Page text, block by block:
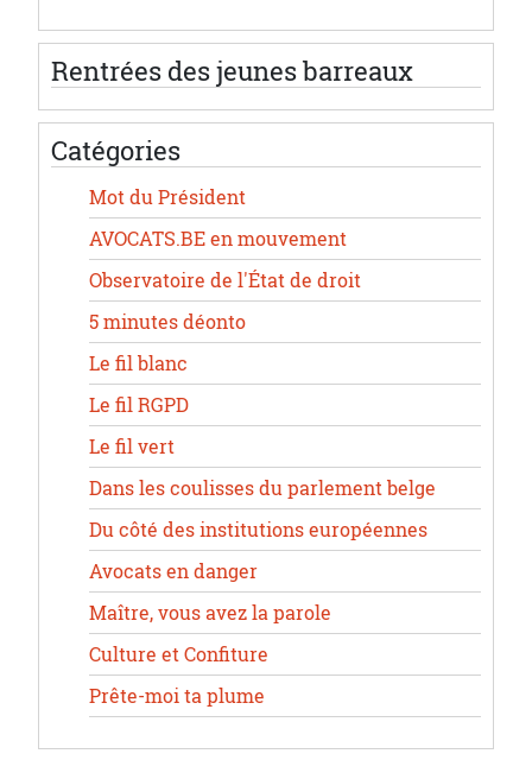
Rentrées des jeunes barreaux
Catégories
Mot du Président
AVOCATS.BE en mouvement
Observatoire de l'État de droit
5 minutes déonto
Le fil blanc
Le fil RGPD
Le fil vert
Dans les coulisses du parlement belge
Du côté des institutions européennes
Avocats en danger
Maître, vous avez la parole
Culture et Confiture
Prête-moi ta plume